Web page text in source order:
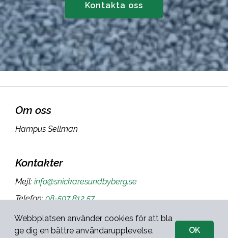
Webbplatsen använder cookies för att bla
ge dig en bättre användarupplevelse.
OK
Kontakta oss
Om oss
Hampus Sellman
Kontakter
Mejl: info@snickaresundbyberg.se
Telefon:08-507 812 57